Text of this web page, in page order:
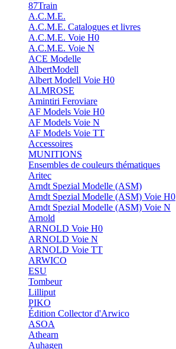
87Train
A.C.M.E.
A.C.M.E. Catalogues et livres
A.C.M.E. Voie H0
A.C.M.E. Voie N
ACE Modelle
AlbertModell
Albert Modell Voie H0
ALMROSE
Amintiri Feroviare
AF Models Voie H0
AF Models Voie N
AF Models Voie TT
Accessoires
MUNITIONS
Ensembles de couleurs thématiques
Aritec
Arndt Spezial Modelle (ASM)
Arndt Spezial Modelle (ASM) Voie H0
Arndt Spezial Modelle (ASM) Voie N
Arnold
ARNOLD Voie H0
ARNOLD Voie N
ARNOLD Voie TT
ARWICO
ESU
Tombeur
Lilliput
PIKO
Édition Collector d'Arwico
ASOA
Athearn
Auhagen